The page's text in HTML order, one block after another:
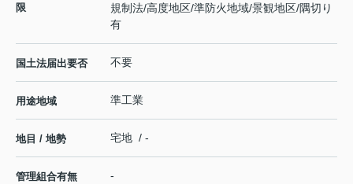
限
規制法/高度地区/準防火地域/景観地区/隅切り
有
国土法届出要否 不要
用途地域 準工業
地目 / 地勢 宅地 / -
管理組合有無 -